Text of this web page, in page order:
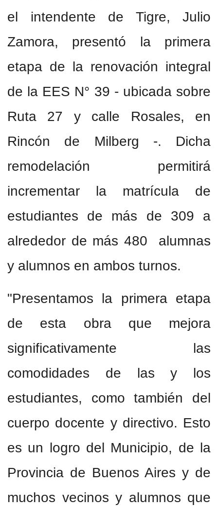
el intendente de Tigre, Julio
Zamora, presentó la primera
etapa de la renovación integral
de la EES N° 39 - ubicada sobre
Ruta 27 y calle Rosales, en
Rincón de Milberg -. Dicha
remodelación permitirá
incrementar la matrícula de
estudiantes de más de 309 a
alrededor de más 480 alumnas
y alumnos en ambos turnos.
"Presentamos la primera etapa
de esta obra que mejora
significativamente las
comodidades de las y los
estudiantes, como también del
cuerpo docente y directivo. Esto
es un logro del Municipio, de la
Provincia de Buenos Aires y de
muchos vecinos y alumnos que